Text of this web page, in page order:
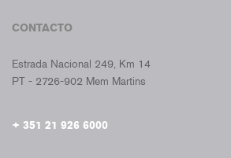
CONTACTO
Estrada Nacional 249, Km 14
PT - 2726-902 Mem Martins
+ 351 21 926 6000